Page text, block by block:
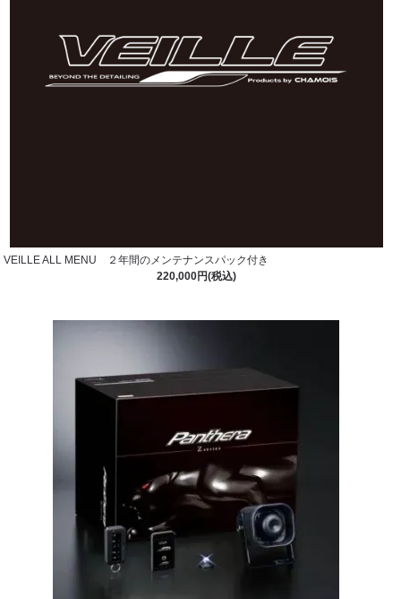
VEILLE ALL MENU ２年間のメンテナンスパック付き
220,000円(税込)